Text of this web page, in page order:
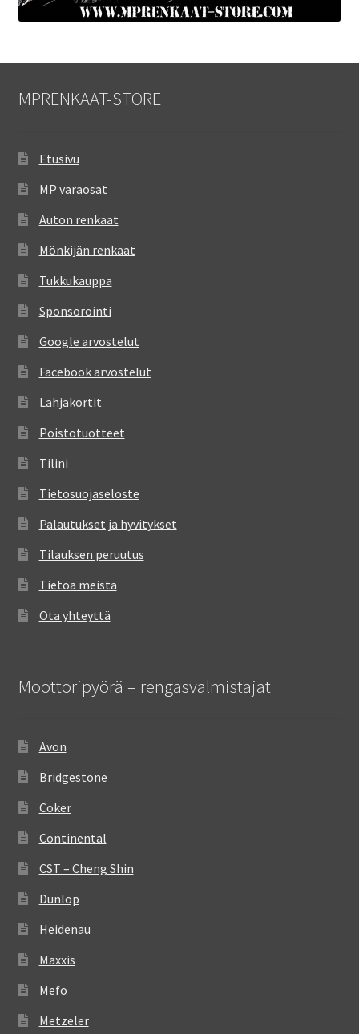
MPRENKAAT-STORE
Etusivu
MP varaosat
Auton renkaat
Mönkijän renkaat
Tukkukauppa
Sponsorointi
Google arvostelut
Facebook arvostelut
Lahjakortit
Poistotuotteet
Tilini
Tietosuojaseloste
Palautukset ja hyvitykset
Tilauksen peruutus
Tietoa meistä
Ota yhteyttä
Moottoripyörä – rengasvalmistajat
Avon
Bridgestone
Coker
Continental
CST – Cheng Shin
Dunlop
Heidenau
Maxxis
Mefo
Metzeler